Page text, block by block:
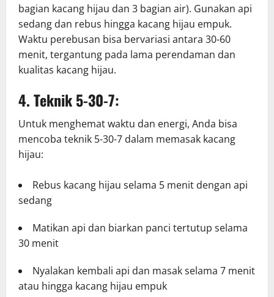
bagian kacang hijau dan 3 bagian air). Gunakan api
sedang dan rebus hingga kacang hijau empuk.
Waktu perebusan bisa bervariasi antara 30-60
menit, tergantung pada lama perendaman dan
kualitas kacang hijau.
4. Teknik 5-30-7:
Untuk menghemat waktu dan energi, Anda bisa
mencoba teknik 5-30-7 dalam memasak kacang
hijau:
Rebus kacang hijau selama 5 menit dengan api
sedang
Matikan api dan biarkan panci tertutup selama
30 menit
Nyalakan kembali api dan masak selama 7 menit
atau hingga kacang hijau empuk